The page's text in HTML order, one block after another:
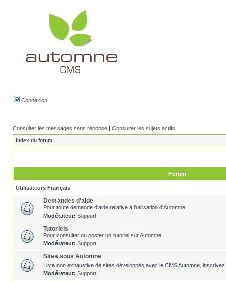
Connexion
Consulter les messages sans réponse | Consulter les sujets actifs
Index du forum
Forum
Utilisateurs Français
Demandes d'aide
Pour toute demande d'aide relative à l'utilisation d'Automne
Modérateur: Support
Tutoriels
Pour consulter ou poster un tutoriel sur Automne
Modérateur: Support
Sites sous Automne
Liste non exhaustive de sites développés avec le CMS Automne,
Modérateur: Support